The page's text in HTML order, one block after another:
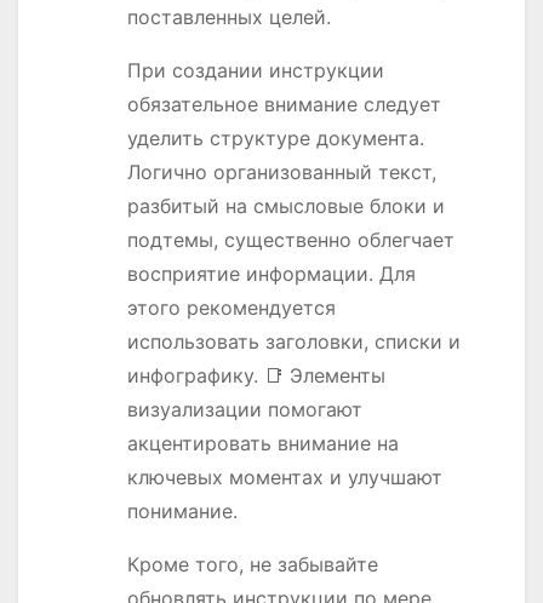
поставленных целей.
При создании инструкции
обязательное внимание следует
уделить структуре документа.
Логично организованный текст,
разбитый на смысловые блоки и
подтемы, существенно облегчает
восприятие информации. Для
этого рекомендуется
использовать заголовки, списки и
инфографику. 📑 Элементы
визуализации помогают
акцентировать внимание на
ключевых моментах и улучшают
понимание.
Кроме того, не забывайте